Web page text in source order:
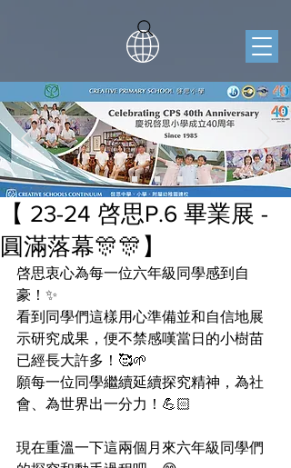
【 23-24 啓思P.6 畢業展 -
圓滿落幕🎊🎊】
啓思衷心為每一位六年級同學感到自
豪！✨
看到同學們這樣用心準備並和自信地展
示研究成果，便不禁感嘆當日的小樹苗
已經長大許多！🥰🌱
願每一位同學繼續延續探究精神，為社
會、為世界出一分力！💪🏻
現在重溫一下這兩個月來六年級同學們